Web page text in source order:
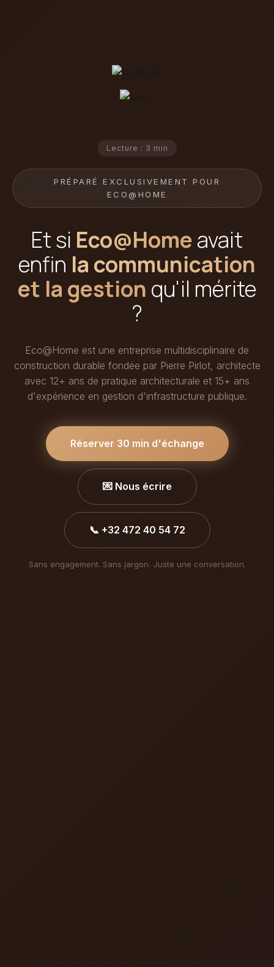
Lecture : 3 min
PRÉPARÉ EXCLUSIVEMENT POUR
ECO@HOME
Et si Eco@Homeavait
enfin la communication
et la gestion qu'il mérite
?
Eco@Home est une entreprise multidisciplinaire de
construction durable fondée par Pierre Pirlot, architecte
avec 12+ ans de pratique architecturale et 15+ ans
d'expérience en gestion d'infrastructure publique.
Réserver 30 min d'échange
💌 Nous écrire
📞 +32 472 40 54 72
Sans engagement. Sans jargon. Juste une conversation.